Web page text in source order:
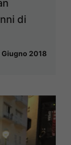
di
Giugno 2018